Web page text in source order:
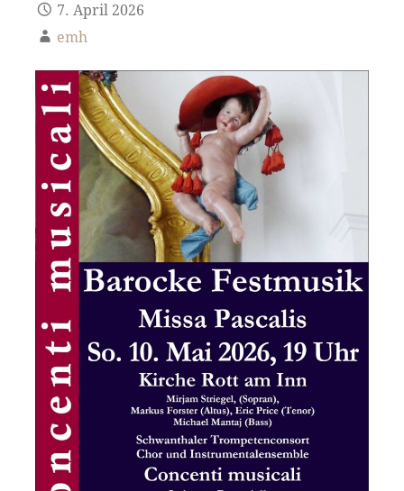
7. April 2026
emh